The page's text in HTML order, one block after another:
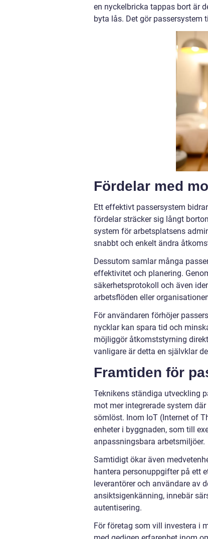
en nyckelbricka tappas bort är
byta lås. Det gör passersystem
Fördelar med
Ett effektivt passersystem
fördelar sträcker sig långt
system för arbetsplatsens
snabbt och enkelt ändra
Dessutom samlar många
effektivitet och planering.
säkerhetsprotokoll och även
arbetsflöden eller
För användaren förhöjer
nycklar kan spara tid och
möjliggör åtkomststyrning
vanligare är detta en självklar
Framtiden för
Teknikens ständiga utveckling
mot mer integrerade system
sömlöst. Inom IoT (Internet of
enheter i byggnaden, som till
anpassningsbara arbetsmiljöer.
Samtidigt ökar även
hantera personuppgifter på ett
leverantörer och användare av
ansiktsigenkänning, innebär
autentisering.
För företag som vill investera i